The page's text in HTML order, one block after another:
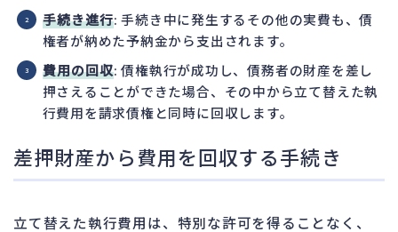
手続き進行: 手続き中に発生するその他の実費も、債
権者が納めた予納金から支出されます。
費用の回収: 債権執行が成功し、債務者の財産を差し
押さえることができた場合、その中から立て替えた執
行費用を請求債権と同時に回収します。
差押財産から費用を回収する手続き
立て替えた執行費用は、特別な許可を得ることなく、